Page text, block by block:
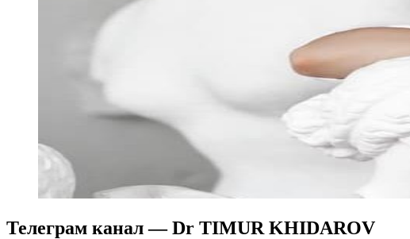
Телеграм канал — Dr TIMUR KHIDAROV